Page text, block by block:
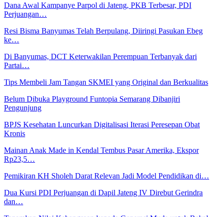
Dana Awal Kampanye Parpol di Jateng, PKB Terbesar, PDI
Perjuangan…
Resi Bisma Banyumas Telah Berpulang, Diiringi Pasukan Ebeg
ke…
Di Banyumas, DCT Keterwakilan Perempuan Terbanyak dari
Partai…
Tips Membeli Jam Tangan SKMEI yang Original dan Berkualitas
Belum Dibuka Playground Funtopia Semarang Dibanjiri
Pengunjung
BPJS Kesehatan Luncurkan Digitalisasi Iterasi Peresepan Obat
Kronis
Mainan Anak Made in Kendal Tembus Pasar Amerika, Ekspor
Rp23,5…
Pemikiran KH Sholeh Darat Relevan Jadi Model Pendidikan di…
Dua Kursi PDI Perjuangan di Dapil Jateng IV Direbut Gerindra
dan…